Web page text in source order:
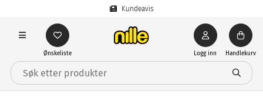
Kundeavis
Ønskeliste Logg inn Handlekurv